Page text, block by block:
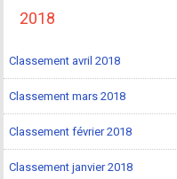
2018
Classement avril 2018
Classement mars 2018
Classement février 2018
Classement janvier 2018